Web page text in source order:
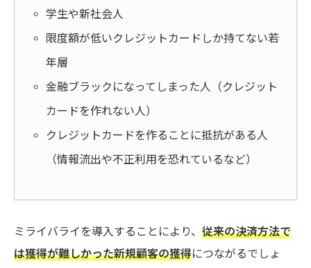
学生や新社会人
限度額が低いクレジットカードしか持てない若
年層
金融ブラックになってしまった人（クレジット
カードを作れない人）
クレジットカードを作ることに抵抗がある人
（情報流出や不正利用を恐れているなど）
ミライバライを導入することにより、 従来の決済方法で
は獲得が難しかった新規顧客の獲得につながるでしょ